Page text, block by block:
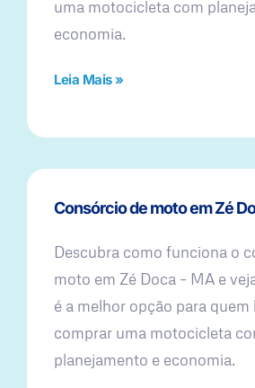
uma motocicleta com
economia.
Leia Mais »
Consórcio de moto em Zé
Descubra como funciona o
moto em Zé Doca – MA e
é a melhor opção para quem
comprar uma motocicleta
planejamento e economia.